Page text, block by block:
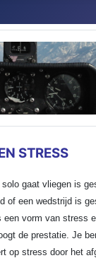
STRESS
gaat vliegen is
of een wedstrijd is
een vorm van stress
de prestatie. Je
op stress door het